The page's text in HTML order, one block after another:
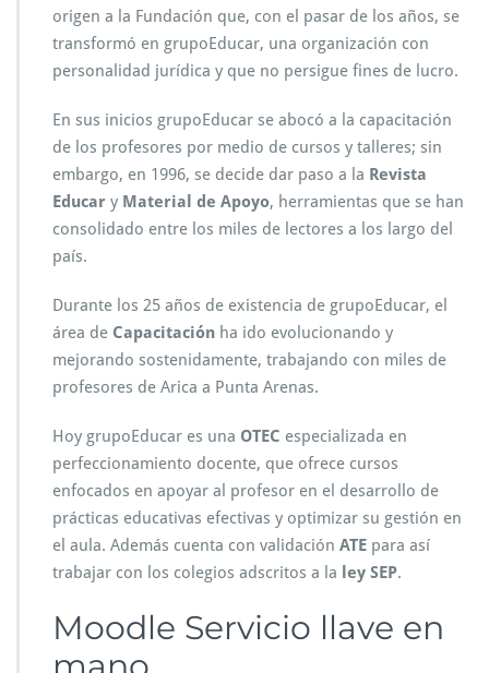
origen a la Fundación que, con el pasar de los años, se
transformó en grupoEducar, una organización con
personalidad jurídica y que no persigue fines de lucro.
En sus inicios grupoEducar se abocó a la capacitación
de los profesores por medio de cursos y talleres; sin
embargo, en 1996, se decide dar paso a la Revista
Educar y Material de Apoyo, herramientas que se han
consolidado entre los miles de lectores a los largo del
país.
Durante los 25 años de existencia de grupoEducar, el
área de Capacitación ha ido evolucionando y
mejorando sostenidamente, trabajando con miles de
profesores de Arica a Punta Arenas.
Hoy grupoEducar es una OTEC especializada en
perfeccionamiento docente, que ofrece cursos
enfocados en apoyar al profesor en el desarrollo de
prácticas educativas efectivas y optimizar su gestión en
el aula. Además cuenta con validación ATE para así
trabajar con los colegios adscritos a la ley SEP.
Moodle Servicio llave en